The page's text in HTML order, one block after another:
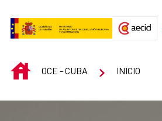
INICIOOCE - CUBA INICIO